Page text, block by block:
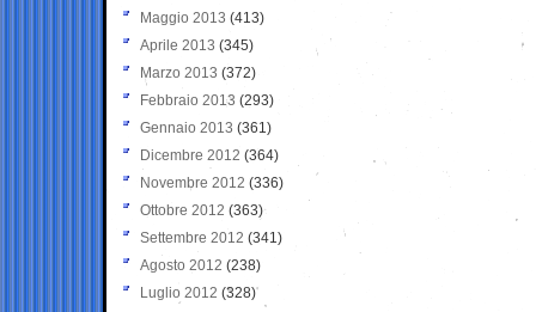
Maggio 2013 (413)
Aprile 2013 (345)
Marzo 2013 (372)
Febbraio 2013 (293)
Gennaio 2013 (361)
Dicembre 2012 (364)
Novembre 2012 (336)
Ottobre 2012 (363)
Settembre 2012 (341)
Agosto 2012 (238)
Luglio 2012 (328)